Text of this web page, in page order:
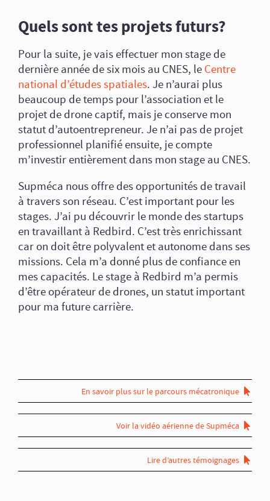
Quels sont tes projets futurs?
Pour la suite, je vais effectuer mon stage de
dernière année de six mois au CNES, le Centre
national d’études spatiales. Je n’aurai plus
beaucoup de temps pour l’association et le
projet de drone captif, mais je conserve mon
statut d’autoentrepreneur. Je n’ai pas de projet
professionnel planifié ensuite, je compte
m’investir entièrement dans mon stage au CNES.
Supméca nous offre des opportunités de travail
à travers son réseau. C’est important pour les
stages. J’ai pu découvrir le monde des startups
en travaillant à Redbird. C’est très enrichissant
car on doit être polyvalent et autonome dans ses
missions. Cela m’a donné plus de confiance en
mes capacités. Le stage à Redbird m’a permis
d’être opérateur de drones, un statut important
pour ma future carrière.
En savoir plus sur le parcours mécatronique
Voir la vidéo aérienne de Supméca
Lire d’autres témoignages